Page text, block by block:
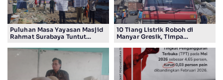
Puluhan Masa Yayasan Masjid
Rahmat Surabaya Tuntut
Pandigiling
10 Tiang Listrik Roboh di
Manyar Gresik, Timpa
Lumpuhkan Lalu Lintas